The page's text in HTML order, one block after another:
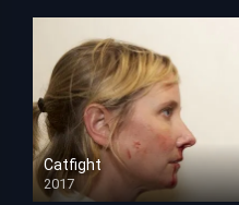
Catfight
2017
HD 720p